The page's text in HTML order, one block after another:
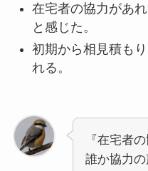
在宅者の協力があ
と感じた。
初期から相見積も
れる。
『在宅者
誰か協力